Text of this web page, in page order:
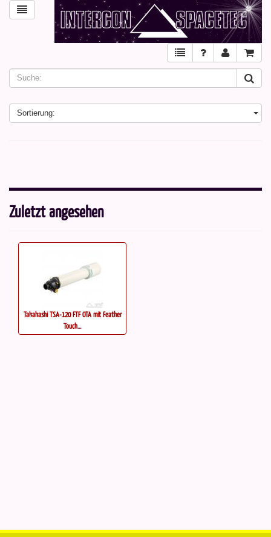
Sortierung:
Zuletzt angesehen
Takahashi TSA-120 FTF OTA mit Feather
Touch...